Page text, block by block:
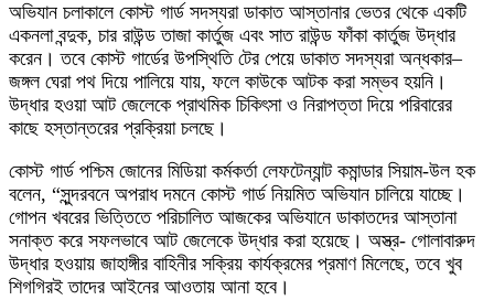
অভিযান চলাকালে কোস্ট গার্ড সদস্যরা ডাকাত আস্তানার ভেতর থেকে একটি
একনলা বন্দুক, চার রাউন্ড তাজা কার্তুজ এবং সাত রাউন্ড ফাঁকা কার্তুজ উদ্ধার
করেন। তবে কোস্ট গার্ডের উপস্থিতি টের পেয়ে ডাকাত সদস্যরা অন্ধকার–
জঙ্গল ঘেরা পথ দিয়ে পালিয়ে যায়, ফলে কাউকে আটক করা সম্ভব হয়নি।
উদ্ধার হওয়া আট জেলেকে প্রাথমিক চিকিৎসা ও নিরাপত্তা দিয়ে পরিবারের
কাছে হস্তান্তরের প্রক্রিয়া চলছে।
কোস্ট গার্ড পশ্চিম জোনের মিডিয়া কর্মকর্তা লেফটেন্যান্ট কমান্ডার সিয়াম-উল হক
বলেন, “সুন্দরবনে অপরাধ দমনে কোস্ট গার্ড নিয়মিত অভিযান চালিয়ে যাচ্ছে।
গোপন খবরের ভিত্তিতে পরিচালিত আজকের অভিযানে ডাকাতদের আস্তানা
সনাক্ত করে সফলভাবে আট জেলেকে উদ্ধার করা হয়েছে। অস্ত্র- গোলাবারুদ
উদ্ধার হওয়ায় জাহাঙ্গীর বাহিনীর সক্রিয় কার্যক্রমের প্রমাণ মিলেছে, তবে খুব
শিগগিরই তাদের আইনের আওতায় আনা হবে।